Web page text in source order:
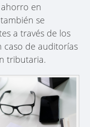
en
se
a través de los
de auditorías
tributaria.